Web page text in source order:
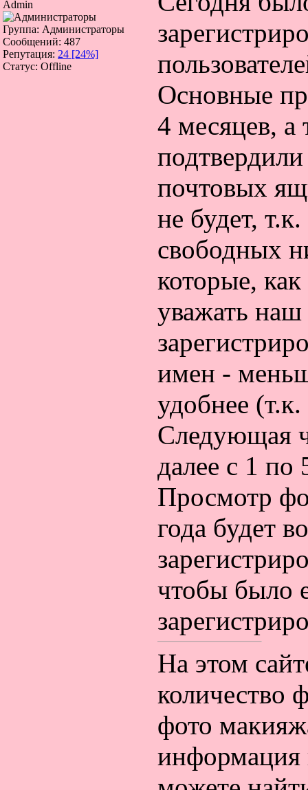
Admin
Группа: Администраторы
Сообщений: 487
Репутация: 24 [24%]
Статус: Offline
Основные
4 месяцев, а
почтовых
не будет,
свободных
которые,
уважать наш
имен -
удобнее
Следующая
далее с 1 по
Просмотр
года будет
чтобы было
На этом
количество
фото
информация